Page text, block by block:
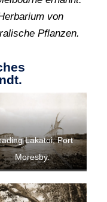
von
Pflanzen.
Lakatoi, Port
Moresby.